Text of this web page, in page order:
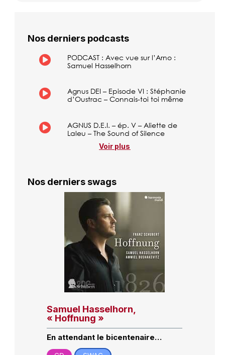
Nos derniers podcasts
PODCAST : Avec vue sur l’Arno :
Samuel Hasselhorn
Agnus DEI – Episode VI : Stéphanie
d’Oustrac – Connais-toi toi même
AGNUS D.E.I. – ép. V – Aliette de
Laleu – The Sound of Silence
Voir plus
Nos derniers swags
Samuel Hasselhorn,
« Hoffnung »
En attendant le bicentenaire…